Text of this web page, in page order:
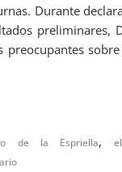
Durante
preliminares,
preocupantes
de la Espriella,